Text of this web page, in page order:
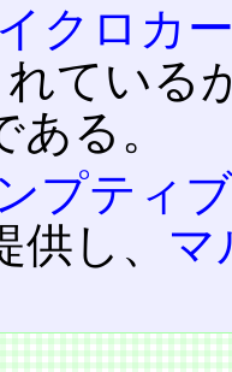
クロカ
ている
る。
プティ
供し、 マ